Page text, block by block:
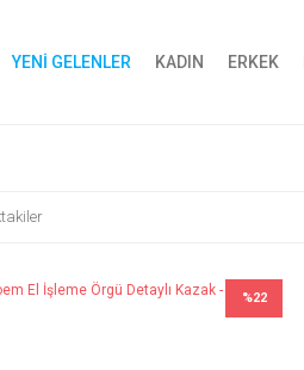
YENİ GELENLER KADIN ERKEK
%22